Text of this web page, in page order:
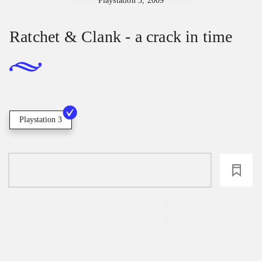
Ratchet & Clank - a crack in time
Playstation 3